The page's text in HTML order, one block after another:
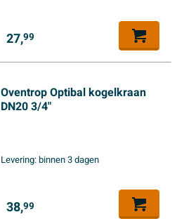
27,99
Oventrop Optibal kogelkraan
DN20 3/4"
Levering:binnen 3 dagen
38,99